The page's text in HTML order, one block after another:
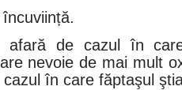
de cazul în
nevoie de mai mult
în care făptaşul